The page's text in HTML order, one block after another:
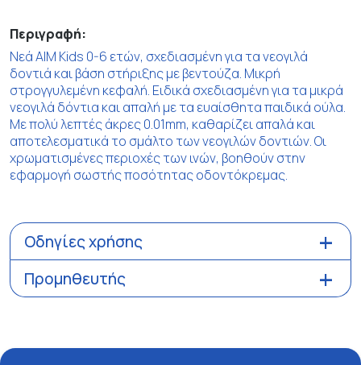
Περιγραφή:
Νεά AIM Kids 0-6 ετών, σχεδιασμένη για τα νεογιλά
δοντιά και βάση στήριξης με βεντούζα. Μικρή
στρογγυλεμένη κεφαλή. Ειδικά σχεδιασμένη για τα μικρά
νεογιλά δόντια και απαλή με τα ευαίσθητα παιδικά ούλα.
Με πολύ λεπτές άκρες 0.01mm, καθαρίζει απαλά και
αποτελεσματικά το σμάλτο των νεογιλών δοντιών. Οι
χρωματισμένες περιοχές των ινών, βοηθούν στην
εφαρμογή σωστής ποσότητας οδοντόκρεμας.
Οδηγίες χρήσης
Προμηθευτής